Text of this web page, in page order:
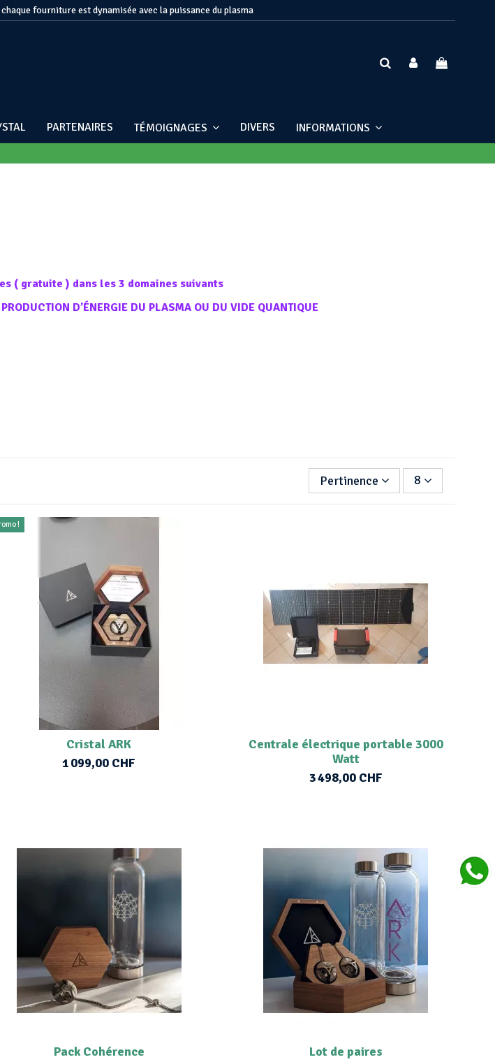
fourniture est dynamisée avec la puissance du plasma
PARTENAIRES TÉMOIGNAGES DIVERS INFORMATIONS
( gratuite ) dans les 3 domaines suivants
D’ÉNERGIE DU PLASMA OU DU VIDE QUANTIQUE
Pertinence 8
!
Cristal ARK
1 099,00 CHF
Centrale électrique portable 3000
Watt
3 498,00 CHF
Pack Cohérence
Lot de paires